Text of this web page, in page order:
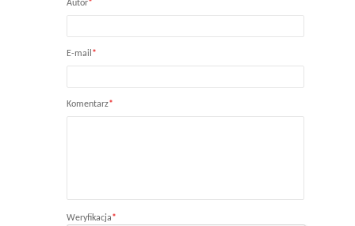
Autor*
E-mail *
Komentarz*
Weryfikacja*